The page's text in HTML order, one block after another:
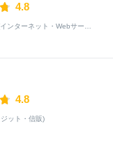
4.8
4.8
ット・信販)